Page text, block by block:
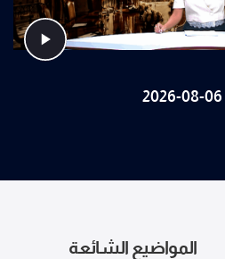
المواضيع الشائعة